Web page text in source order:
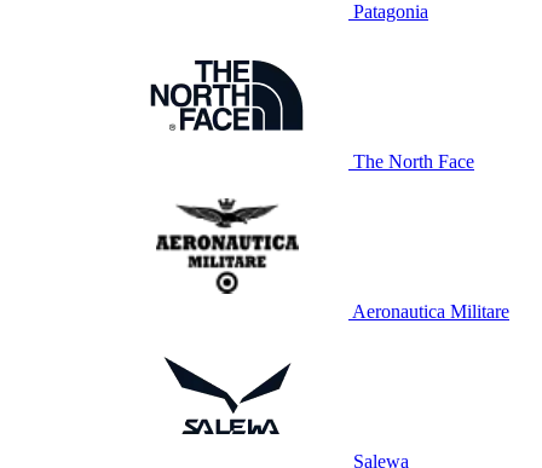
Patagonia
The North Face
Aeronautica Militare
Salewa